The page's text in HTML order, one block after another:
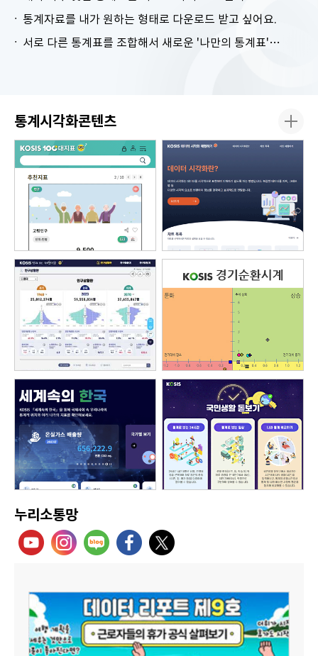
통계자료를 내가 원하는 형태로 다운로드 받고 싶어요.
서로 다른 통계표를 조합해서 새로운 '나만의 통계표'를 만들고 싶어요.
통계시각화콘텐츠
누리소통망